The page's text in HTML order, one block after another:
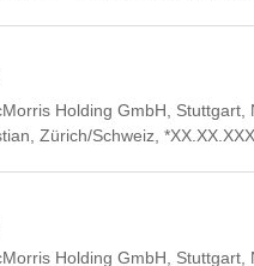
Holding GmbH,
Zürich/Schweiz,
Holding GmbH,